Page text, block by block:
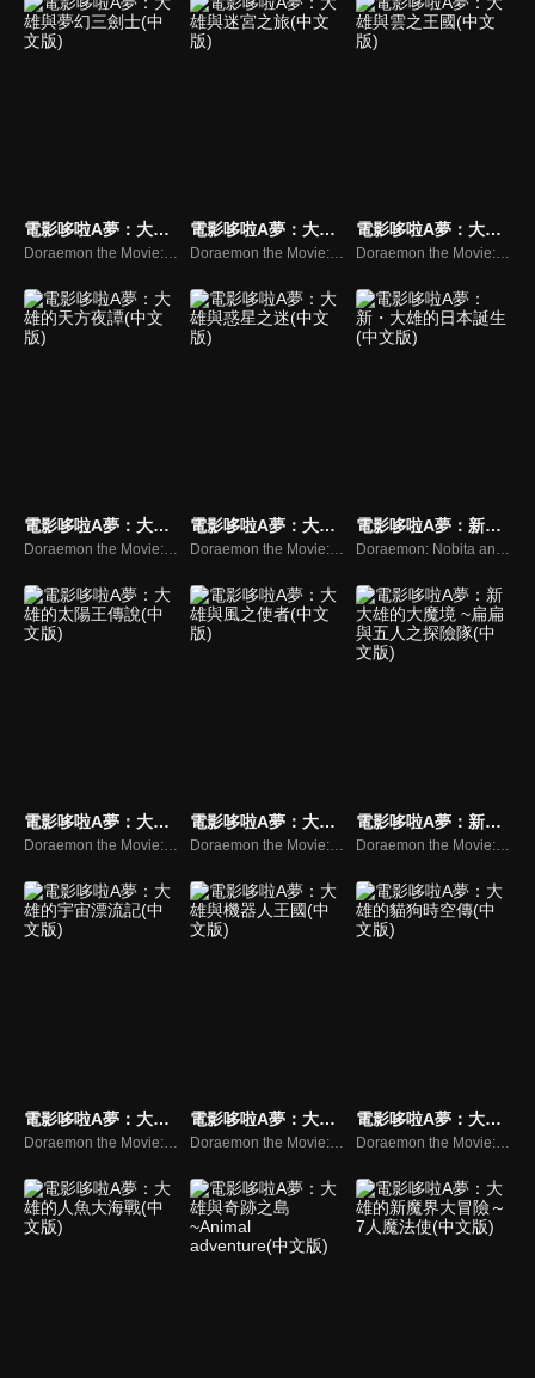
電影哆啦A夢：大雄與夢幻三劍士(中文版) 電影哆啦A夢：大雄與迷宮之旅(中文版)
Doraemon the Movie: Nobita and the Tin Labyrinth
電影哆啦A夢：大雄與雲之王國(中文版)
Doraemon the Movie: Nobita and the Kingdom of Clouds
電影哆啦A夢：大雄的天方夜譚(中文版)
Doraemon the Movie: Nobita's Dorabian Nights
電影哆啦A夢：大雄與惑星之迷(中文版)
Doraemon the Movie: Nobita and the Animal Planet
電影哆啦A夢：新・大雄的日本誕生(中文版)
Doraemon: Nobita and the Birth of Japan
電影哆啦A夢：大雄的太陽王傳說(中文版)
Doraemon the Movie:Nobita’s Legendary King of The Sun
電影哆啦A夢：大雄與風之使者(中文版)
Doraemon the Movie:Nobita and the Mysterious Wind Wizard
電影哆啦A夢：新大雄的大魔境 ~扁扁與五人之探險隊(中文版)
Doraemon the Movie:Nobita in the New Haunts of Evil- Peko and the Five Explorers -
電影哆啦A夢：大雄的宇宙漂流記(中文版) 電影哆啦A夢：大雄與機器人王國(中文版)
Doraemon the Movie:Nobita and the Robot Kingdom
電影哆啦A夢：大雄的貓狗時空傳(中文版)
Doraemon the Movie:Nobita in the Wan-Nyan Space-time Odyssey